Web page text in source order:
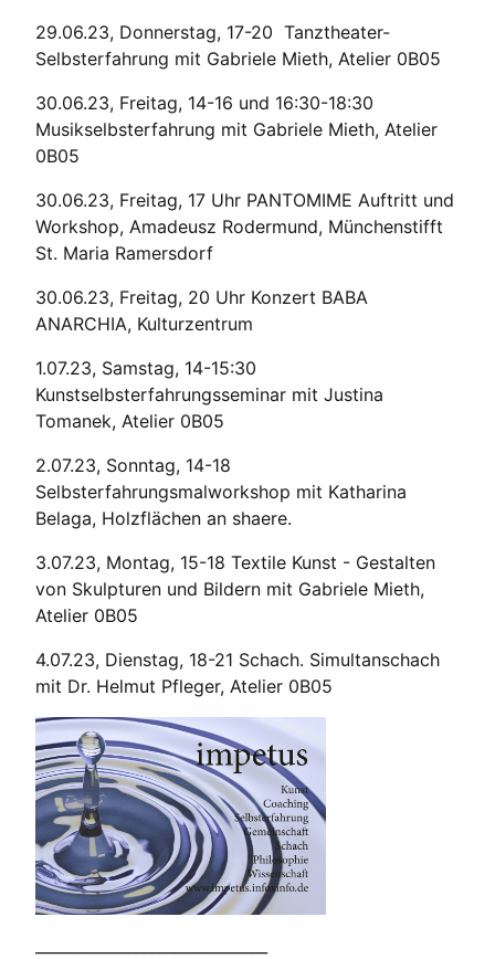
29.06.23, Donnerstag, 17-20 Tanztheater-
Selbsterfahrung mit Gabriele Mieth, Atelier 0B05
30.06.23, Freitag, 14-16 und 16:30-18:30
Musikselbsterfahrung mit Gabriele Mieth, Atelier
0B05
30.06.23, Freitag, 17 Uhr PANTOMIME Auftritt und
Workshop, Amadeusz Rodermund, Münchenstifft
St. Maria Ramersdorf
30.06.23, Freitag, 20 Uhr Konzert BABA
ANARCHIA, Kulturzentrum
1.07.23, Samstag, 14-15:30
Kunstselbsterfahrungsseminar mit Justina
Tomanek, Atelier 0B05
2.07.23, Sonntag, 14-18
Selbsterfahrungsmalworkshop mit Katharina
Belaga, Holzflächen an shaere.
3.07.23, Montag, 15-18 Textile Kunst - Gestalten
von Skulpturen und Bildern mit Gabriele Mieth,
Atelier 0B05
4.07.23, Dienstag, 18-21 Schach. Simultanschach
mit Dr. Helmut Pfleger, Atelier 0B05